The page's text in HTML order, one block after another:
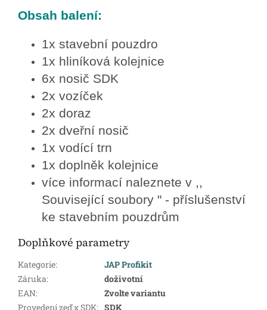
Obsah balení:
1x stavební pouzdro
1x hliníková kolejnice
6x nosič SDK
2x vozíček
2x doraz
2x dveřní nosič
1x vodící trn
1x doplněk kolejnice
více informací naleznete v ,,
Související soubory " - příslušenství
ke stavebním pouzdrům
Doplňkové parametry
Kategorie:
JAP Profikit
Záruka:
doživotní
EAN:
Zvolte variantu
Provedení zeď x SDK: SDK